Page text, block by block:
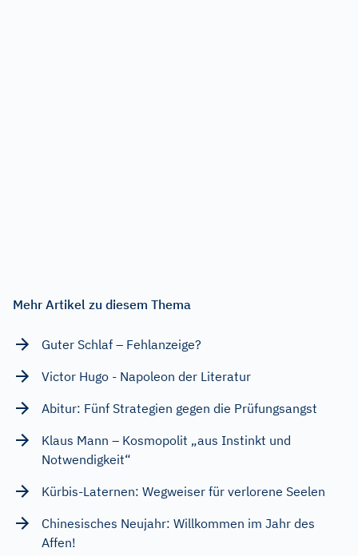
Mehr Artikel zu diesem Thema
Guter Schlaf – Fehlanzeige?
Victor Hugo - Napoleon der Literatur
Abitur: Fünf Strategien gegen die Prüfungsangst
Klaus Mann – Kosmopolit „aus Instinkt und
Notwendigkeit“
Kürbis-Laternen: Wegweiser für verlorene Seelen
Chinesisches Neujahr: Willkommen im Jahr des
Affen!